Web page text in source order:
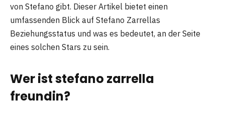
von Stefano gibt. Dieser Artikel bietet einen
umfassenden Blick auf Stefano Zarrellas
Beziehungsstatus und was es bedeutet, an der Seite
eines solchen Stars zu sein.
Wer ist stefano zarrella
freundin?